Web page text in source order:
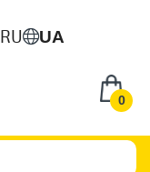
RU UA
0